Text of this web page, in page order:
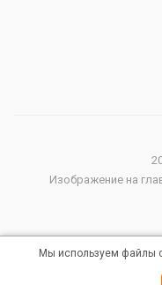
Изображение на
Мы используем файлы